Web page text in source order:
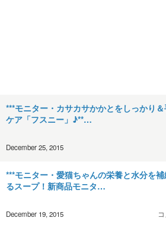
***モニター・カサカサかかとをしっかり
ケア「フスニー」♪**…
December 25, 2015
***モニター・愛猫ちゃんの栄養と水分を補
るスープ！新商品モニタ…
December 19, 2015